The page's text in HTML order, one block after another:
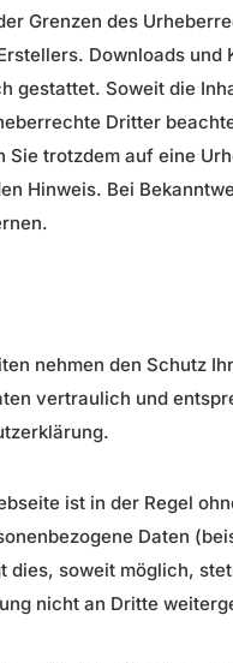
Grenzen des
Downloads
gestattet. Soweit die
Dritter
Sie trotzdem auf eine
Hinweis. Bei
nehmen den Schutz
vertraulich und
ist in der Regel
Daten
dies, soweit möglich,
nicht an Dritte